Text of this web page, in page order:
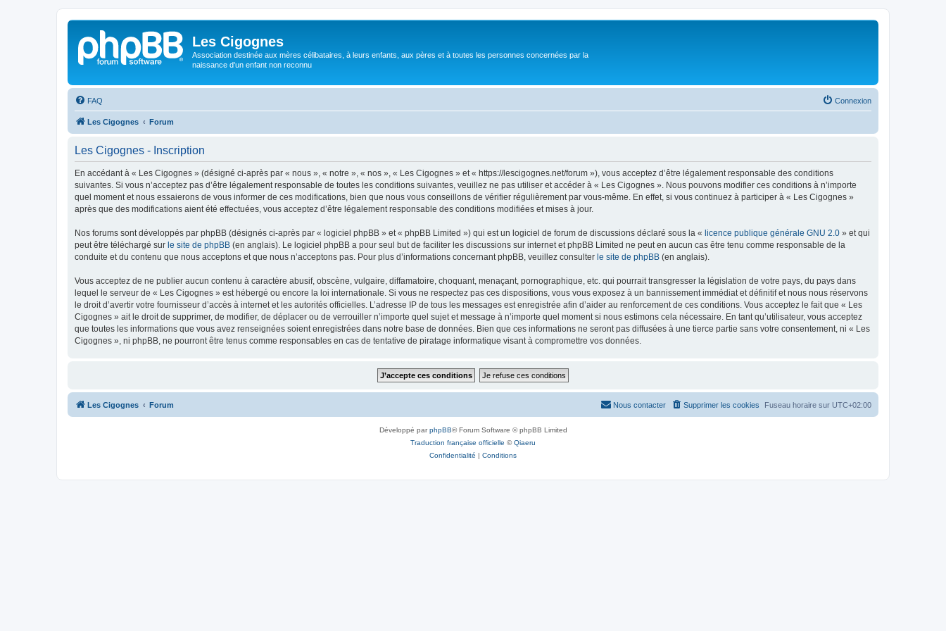
Les Cigognes
Association destinée aux mères célibataires, à leurs enfants, aux pères et à toutes les personnes concernées par la
naissance d'un enfant non reconnu
FAQ Connexion
Les Cigognes Forum
Les Cigognes - Inscription
En accédant à « Les Cigognes » (désigné ci-après par « nous », « notre », « nos », « Les Cigognes » et « https://lescigognes.net/forum »), vous acceptez d’être légalement responsable des conditions
suivantes. Si vous n’acceptez pas d’être légalement responsable de toutes les conditions suivantes, veuillez ne pas utiliser et accéder à « Les Cigognes ». Nous pouvons modifier ces conditions à n’importe
quel moment et nous essaierons de vous informer de ces modifications, bien que nous vous conseillons de vérifier régulièrement par vous-même. En effet, si vous continuez à participer à « Les Cigognes »
après que des modifications aient été effectuées, vous acceptez d’être légalement responsable des conditions modifiées et mises à jour.
Nos forums sont développés par phpBB (désignés ci-après par « logiciel phpBB » et « phpBB Limited ») qui est un logiciel de forum de discussions déclaré sous la « licence publique générale GNU 2.0 » et qui
peut être téléchargé sur le site de phpBB (en anglais). Le logiciel phpBB a pour seul but de faciliter les discussions sur internet et phpBB Limited ne peut en aucun cas être tenu comme responsable de la
conduite et du contenu que nous acceptons et que nous n’acceptons pas. Pour plus d’informations concernant phpBB, veuillez consulter le site de phpBB (en anglais).
Vous acceptez de ne publier aucun contenu à caractère abusif, obscène, vulgaire, diffamatoire, choquant, menaçant, pornographique, etc. qui pourrait transgresser la législation de votre pays, du pays dans
lequel le serveur de « Les Cigognes » est hébergé ou encore la loi internationale. Si vous ne respectez pas ces dispositions, vous vous exposez à un bannissement immédiat et définitif et nous nous réservons
le droit d’avertir votre fournisseur d’accès à internet et les autorités officielles. L’adresse IP de tous les messages est enregistrée afin d’aider au renforcement de ces conditions. Vous acceptez le fait que « Les
Cigognes » ait le droit de supprimer, de modifier, de déplacer ou de verrouiller n’importe quel sujet et message à n’importe quel moment si nous estimons cela nécessaire. En tant qu’utilisateur, vous acceptez
que toutes les informations que vous avez renseignées soient enregistrées dans notre base de données. Bien que ces informations ne seront pas diffusées à une tierce partie sans votre consentement, ni « Les
Cigognes », ni phpBB, ne pourront être tenus comme responsables en cas de tentative de piratage informatique visant à compromettre vos données.
Les Cigognes Forum Fuseau horaire sur UTC+02:00
Supprimer les cookies
Nous contacter
Développé parphpBB® Forum Software © phpBB Limited
Traduction française officielle ©Qiaeru
Confidentialité | Conditions